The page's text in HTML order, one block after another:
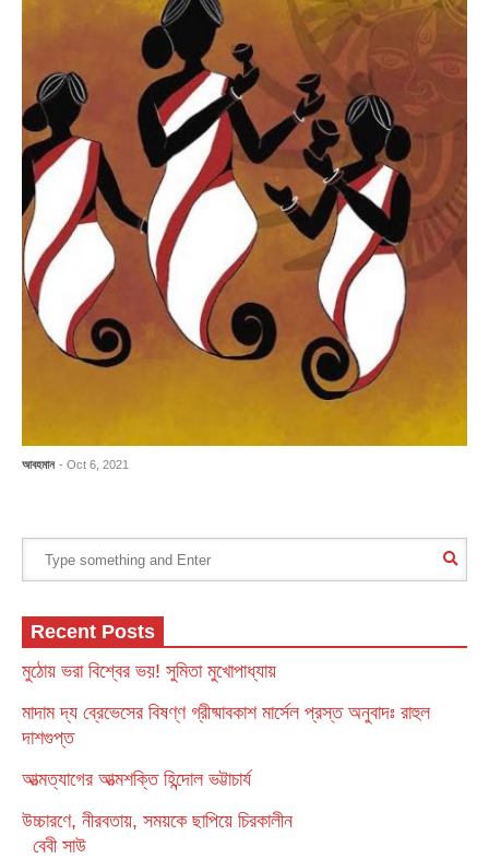
আবহমান - Oct 6, 2021
Recent Posts
মুঠোয় ভরা বিশ্বের ভয়! সুমিতা মুখোপাধ্যায়
মাদাম দ্য ব্রেভেসের বিষণ্ণ গ্রীষ্মাবকাশ মার্সেল প্রস্ত অনুবাদঃ রাহুল
দাশগুপ্ত
আত্মত্যাগের আত্মশক্তি হিন্দোল ভট্টাচার্য
উচ্চারণে, নীরবতায়, সময়কে ছাপিয়ে চিরকালীন
বেবী সাউ